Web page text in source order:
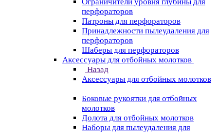
перфораторов
Патроны для перфораторов
Принадлежности пылеудаления для
перфораторов
Шаберы для перфораторов
Аксессуары для отбойных молотков
Назад
Аксессуары для отбойных молотков
Боковые рукоятки для отбойных
молотков
Долота для отбойных молотков
Наборы для пылеудаления для